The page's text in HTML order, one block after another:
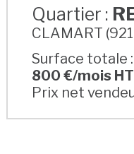
Quartier :
CLAMART
Surface totale :
800 €/mois
Prix net